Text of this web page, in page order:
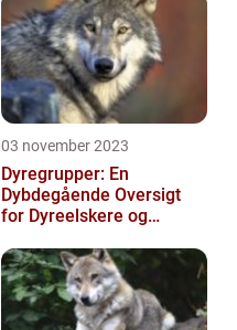
03 november 2023
Dyregrupper: En
Dybdegående Oversigt
for Dyreelskere og